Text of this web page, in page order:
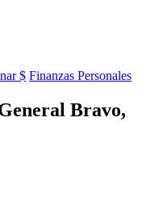
$ Finanzas Personales
Bravo,